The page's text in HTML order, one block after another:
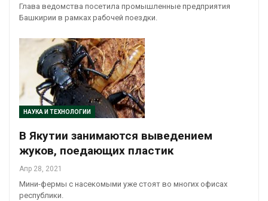
Глава ведомства посетила промышленные предприятия
Башкирии в рамках рабочей поездки.
НАУКА И ТЕХНОЛОГИИ
В Якутии занимаются выведением
жуков, поедающих пластик
Апр 28, 2021
Мини-фермы с насекомыми уже стоят во многих офисах
республики.